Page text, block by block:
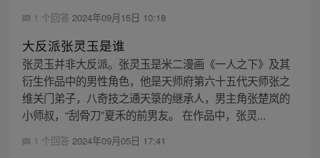
1 个回答 2024年09月15日 10:18
大反派张灵玉是谁
张灵玉并非大反派。张灵玉是米二漫画《一人之下》及其
衍生作品中的男性角色，他是天师府第六十五代天师张之
维关门弟子，八奇技之通天箓的继承人，男主角张楚岚的
小师叔，“刮骨刀”夏禾的前男友。 在作品中，张灵...
1 个回答 2024年09月05日 17:41